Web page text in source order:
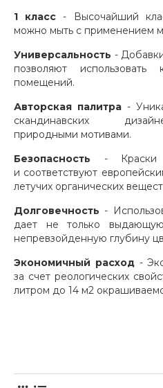
1 класс - Высочайший
можно мыть с применением
Универсальность -
позволяют
помещений.
Авторская палитра-
скандинавских
природными мотивами.
Безопасность - Краски
и соответствуют
летучих органических
Долговечность -
дает не только
непревзойденную глубину
Экономичный расход-
за счет реологических
литром до 14 м2